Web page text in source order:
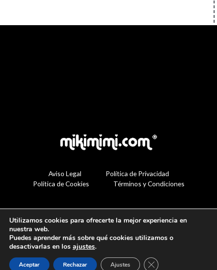
Aviso Legal
Política de Privacidad
Política de Cookies
Términos y Condiciones
Utilizamos cookies para ofrecerte la mejor experiencia en
nuestra web.
Puedes aprender más sobre qué cookies utilizamos o
desactivarlas en los ajustes.
Aceptar Rechazar Ajustes Cerrar el banner de